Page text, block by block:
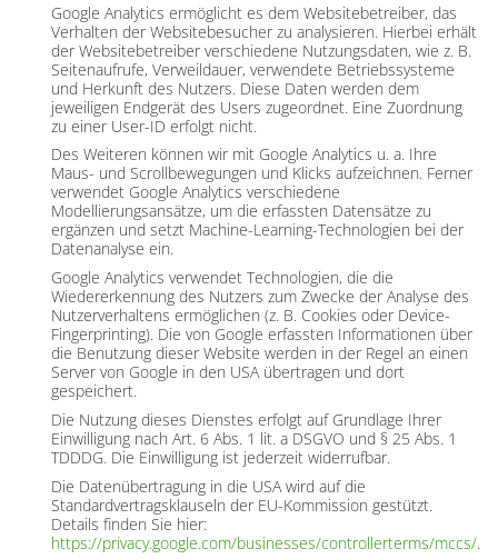
Google Analytics ermöglicht es dem Websitebetreiber, das
Verhalten der Websitebesucher zu analysieren. Hierbei erhält
der Websitebetreiber verschiedene Nutzungsdaten, wie z. B.
Seitenaufrufe, Verweildauer, verwendete Betriebssysteme
und Herkunft des Nutzers. Diese Daten werden dem
jeweiligen Endgerät des Users zugeordnet. Eine Zuordnung
zu einer User-ID erfolgt nicht.
Des Weiteren können wir mit Google Analytics u. a. Ihre
Maus- und Scrollbewegungen und Klicks aufzeichnen. Ferner
verwendet Google Analytics verschiedene
Modellierungsansätze, um die erfassten Datensätze zu
ergänzen und setzt Machine-Learning-Technologien bei der
Datenanalyse ein.
Google Analytics verwendet Technologien, die die
Wiedererkennung des Nutzers zum Zwecke der Analyse des
Nutzerverhaltens ermöglichen (z. B. Cookies oder Device-
Fingerprinting). Die von Google erfassten Informationen über
die Benutzung dieser Website werden in der Regel an einen
Server von Google in den USA übertragen und dort
gespeichert.
Die Nutzung dieses Dienstes erfolgt auf Grundlage Ihrer
Einwilligung nach Art. 6 Abs. 1 lit. a DSGVO und § 25 Abs. 1
TDDDG. Die Einwilligung ist jederzeit widerrufbar.
Die Datenübertragung in die USA wird auf die
Standardvertragsklauseln der EU-Kommission gestützt.
Details finden Sie hier:
https://privacy.google.com/businesses/controllerterms/mccs/.